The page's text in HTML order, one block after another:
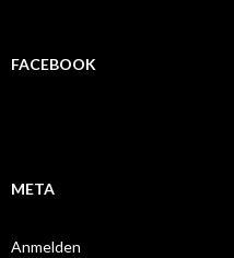
FACEBOOK
META
Anmelden